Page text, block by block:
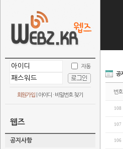
자동
회원가입 아이디 · 비밀번호 찾기
웹즈
공지사항
공
번호
108
107
106